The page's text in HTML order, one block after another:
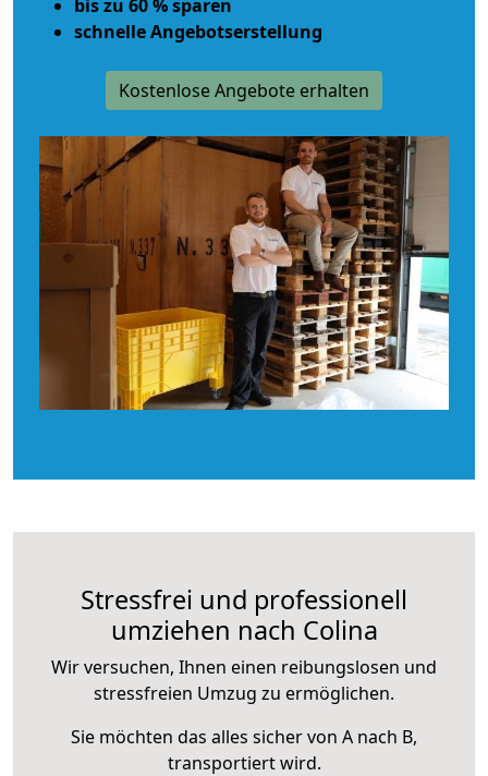
bis zu 60 % sparen
schnelle Angebotserstellung
Kostenlose Angebote erhalten
Stressfrei und professionell
umziehen nach Colina
Wir versuchen, Ihnen einen reibungslosen und
stressfreien Umzug zu ermöglichen.
Sie möchten das alles sicher von A nach B,
transportiert wird.